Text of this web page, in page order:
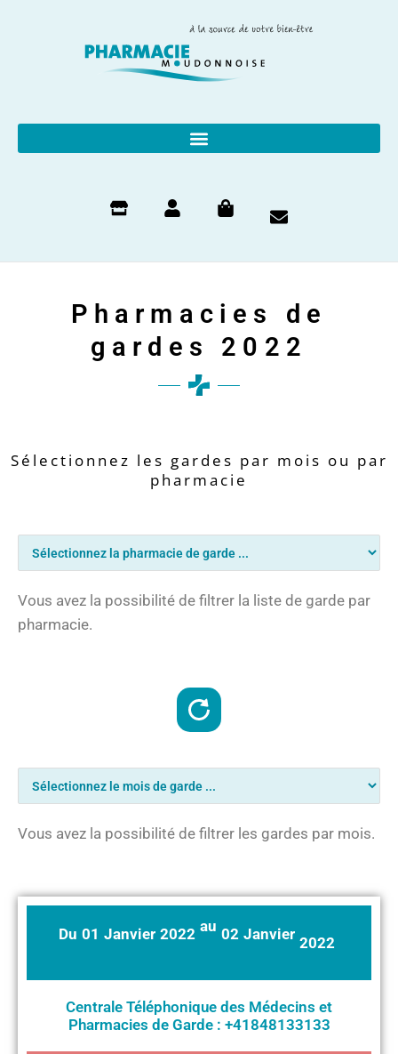
Pharmacies de
gardes 2022
Sélectionnez les gardes par mois ou par
pharmacie
Vous avez la possibilité de filtrer la liste de garde par
pharmacie.
Vous avez la possibilité de filtrer les gardes par mois.
Du 01 Janvier 2022 au 02 Janvier 2022
Centrale Téléphonique des Médecins et
Pharmacies de Garde : +41848133133